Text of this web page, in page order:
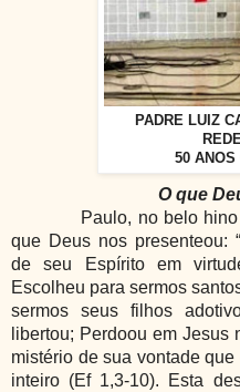
PADRE LUIZ
50 ANOS
O que
Paulo, no belo
que Deus nos presenteou:
de seu Espírito em
Escolheu para sermos
sermos seus filhos
libertou; Perdoou em Jesus
mistério de sua vontade
inteiro (Ef 1,3-10). Esta